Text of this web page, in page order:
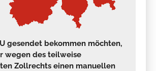
gesendet bekommen möchten,
wegen des teilweise
Zollrechts einen manuellen